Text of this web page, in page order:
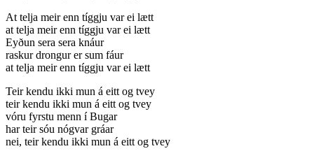
At telja meir enn tíggju var ei lætt
at telja meir enn tíggju var ei lætt
Eyðun sera sera knáur
raskur drongur er sum fáur
at telja meir enn tíggju var ei lætt
Teir kendu ikki mun á eitt og tvey
teir kendu ikki mun á eitt og tvey
vóru fyrstu menn í Bugar
har teir sóu nógvar gráar
nei, teir kendu ikki mun á eitt og tvey